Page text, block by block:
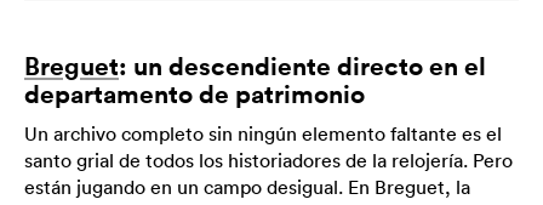
Breguet: un descendiente directo en el
departamento de patrimonio
Un archivo completo sin ningún elemento faltante es el
santo grial de todos los historiadores de la relojería. Pero
están jugando en un campo desigual. En Breguet, la